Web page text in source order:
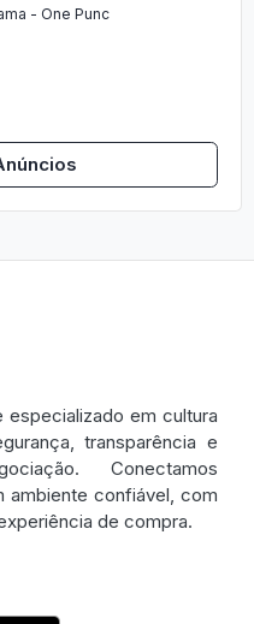
- One Punc
em cultura
transparência e
Conectamos
ambiente confiável, com
de compra.